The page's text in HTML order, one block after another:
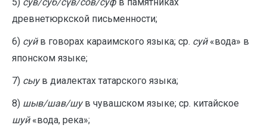
древнетюркской письменности;
6) суйв говорах караимского языка; ср. суй «вода» в
японском языке;
7) сыув диалектах татарского языка;
8) шыв/шав/шув чувашском языке; ср. китайское
шуй«вода, река»;